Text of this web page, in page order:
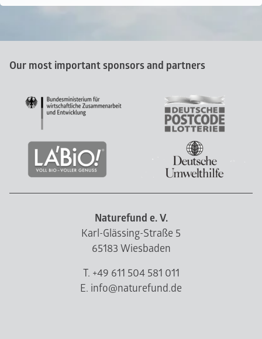
Our most important sponsors and partners
Naturefund e. V.
Karl-Glässing-Straße 5
65183 Wiesbaden
T. +49 611 504 581 011
E. info@naturefund.de